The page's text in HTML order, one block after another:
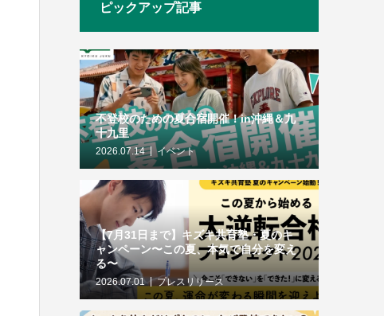
ピックアップ記事
不登校のための夏合宿開催！in沖縄＆九
十九里
2026.07.14 イベント
【7月31日まで】キズキ共育塾・夏のキ
ャンペーン〜この夏、本気で自分を変え
る〜
2026.07.01 プレスリリース